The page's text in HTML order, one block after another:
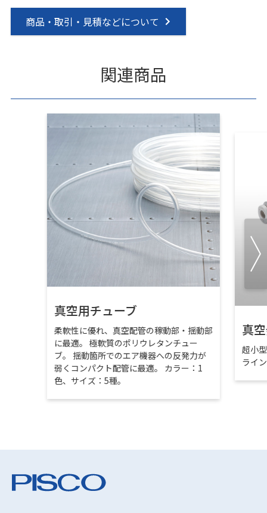
商品・取引・見積などについて
関連商品
真空用チューブ
柔軟性に優れ、真空配管の稼動部・揺動部
に最適。 極軟質のポリウレタンチュー
ブ。 揺動箇所でのエア機器への反発力が
弱くコンパクト配管に最適。 カラー：1
色、サイズ：5種。
真
超小
ライ